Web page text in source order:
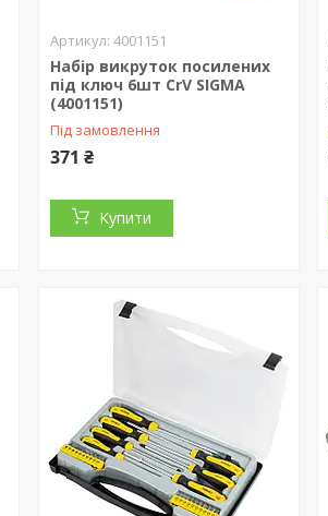
4001151
Набір викруток посилених
під ключ 6шт CrV SIGMA
(4001151)
Під замовлення
371 ₴
Купити